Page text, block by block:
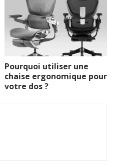
Pourquoi utiliser une
chaise ergonomique pour
votre dos ?